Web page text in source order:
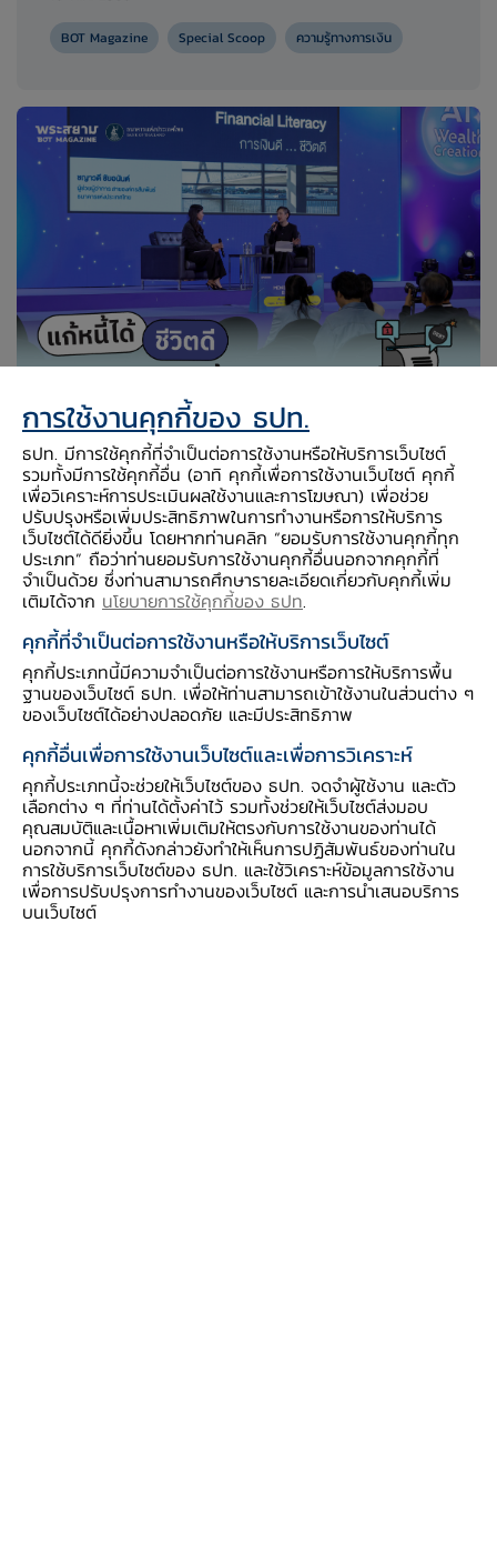
BOT Magazine Special Scoop ความรู้ทางการเงิน
แก้หนี้ได้ ชีวิตดี เศรษฐกิจเดินหน้า
29 มิ.ย. 2569
BOT Magazine Special Scoop Events
การใช้งานคุกกี้ของ ธปท.
ธปท. มีการใช้คุกกี้ที่จำเป็นต่อการใช้งานหรือให้บริการเว็บไซต์
รวมทั้งมีการใช้คุกกี้อื่น (อาทิ คุกกี้เพื่อการใช้งานเว็บไซต์ คุกกี้
เพื่อวิเคราะห์การประเมินผลใช้งานและการโฆษณา) เพื่อช่วย
ปรับปรุงหรือเพิ่มประสิทธิภาพในการทำงานหรือการให้บริการ
เว็บไซต์ได้ดียิ่งขึ้น โดยหากท่านคลิก “ยอมรับการใช้งานคุกกี้ทุก
ประเภท” ถือว่าท่านยอมรับการใช้งานคุกกี้อื่นนอกจากคุกกี้ที่
จำเป็นด้วย ซึ่งท่านสามารถศึกษารายละเอียดเกี่ยวกับคุกกี้เพิ่ม
เติมได้จาก นโยบายการใช้คุกกี้ของ ธปท.
คุกกี้ที่จำเป็นต่อการใช้งานหรือให้บริการเว็บไซต์
คุกกี้ประเภทนี้มีความจำเป็นต่อการใช้งานหรือการให้บริการพื้น
ฐานของเว็บไซต์ ธปท. เพื่อให้ท่านสามารถเข้าใช้งานในส่วนต่าง ๆ
ของเว็บไซต์ได้อย่างปลอดภัย และมีประสิทธิภาพ
คุกกี้อื่นเพื่อการใช้งานเว็บไซต์และเพื่อการวิเคราะห์
คุกกี้ประเภทนี้จะช่วยให้เว็บไซต์ของ ธปท. จดจำผู้ใช้งาน และตัว
เลือกต่าง ๆ ที่ท่านได้ตั้งค่าไว้ รวมทั้งช่วยให้เว็บไซต์ส่งมอบ
คุณสมบัติและเนื้อหาเพิ่มเติมให้ตรงกับการใช้งานของท่านได้
นอกจากนี้ คุกกี้ดังกล่าวยังทำให้เห็นการปฏิสัมพันธ์ของท่านใน
การใช้บริการเว็บไซต์ของ ธปท. และใช้วิเคราะห์ข้อมูลการใช้งาน
เพื่อการปรับปรุงการทำงานของเว็บไซต์ และการนำเสนอบริการ
บนเว็บไซต์